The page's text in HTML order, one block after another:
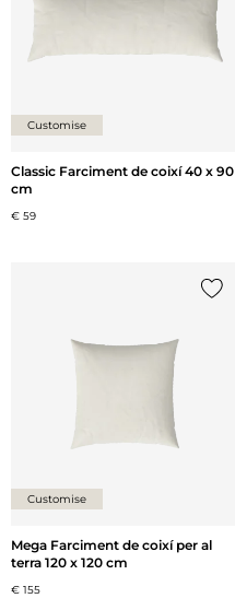
Customise
Classic Farciment de coixí 40 x 90
cm
€ 59
Customise
Mega Farciment de coixí per al
terra 120 x 120 cm
€ 155